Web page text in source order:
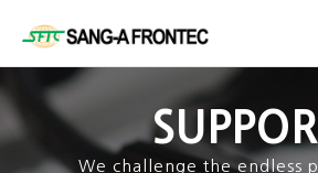
We challenge the endless